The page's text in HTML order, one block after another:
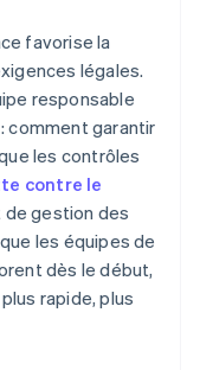
favorise la
légales.
responsable
comment garantir
les contrôles
contre le
gestion des
les équipes de
dès le début,
rapide, plus